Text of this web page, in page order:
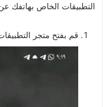
التطبيقات الخاص بهاتفك
قم بفتح متجر